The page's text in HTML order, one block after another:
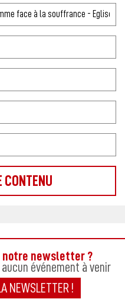
notre newsletter ?
événement à venir
NEWSLETTER !